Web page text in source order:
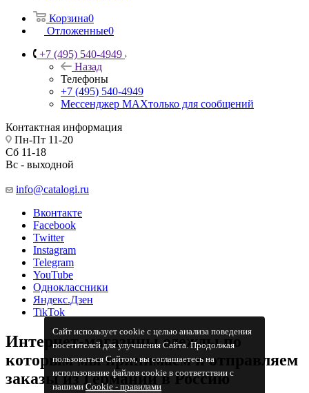
Сайт использует cookie с целью анализа поведения
посетителей для улучшения Сайта. Продолжая
пользоваться Сайтом, вы соглашаетесь на
использование файлов cookie в соответствии с
нашимиCookiе - правилами
Корзина0
Отложенные0
+7 (495) 540-4949
Назад
Телефоны
+7 (495) 540-4949
Мессенджер МАХтолько для сообщений
Контактная информация
Пн-Пт 11-20
Сб 11-18
Вс - выходной
info@catalogi.ru
Вконтакте
Facebook
Twitter
Instagram
Telegram
YouTube
Одноклассники
Яндекс.Дзен
TikTok
Интернет-магазины одежды по
которым мы принимаем и отправляем
заказы из Германии в Россию